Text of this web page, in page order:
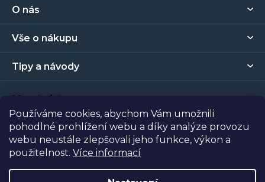
Používáme cookies, abychom Vám umožnili
pohodlné prohlížení webu a díky analýze provozu
webu neustále zlepšovali jeho funkce, výkon a
použitelnost. Více informací
a
í
O nás
Vše o nákupu
Tipy a návody
Kontakt
Prodejna
Copyright 2026Tapety Metro Florenc. Všechna práva